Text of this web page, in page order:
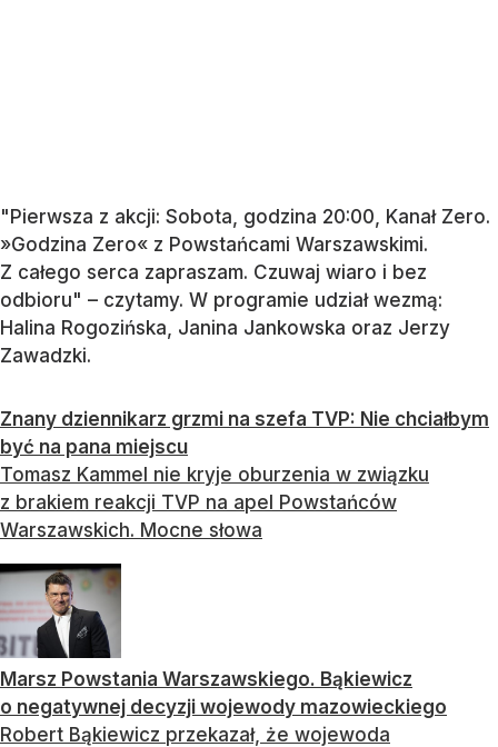
"Pierwsza z akcji: Sobota, godzina 20:00, Kanał Zero.
»Godzina Zero« z Powstańcami Warszawskimi.
Z całego serca zapraszam. Czuwaj wiaro i bez
odbioru" – czytamy. W programie udział wezmą:
Halina Rogozińska, Janina Jankowska oraz Jerzy
Zawadzki.
Znany dziennikarz grzmi na szefa TVP: Nie chciałbym
być na pana miejscu
Tomasz Kammel nie kryje oburzenia w związku
z brakiem reakcji TVP na apel Powstańców
Warszawskich. Mocne słowa
Marsz Powstania Warszawskiego. Bąkiewicz
o negatywnej decyzji wojewody mazowieckiego
Robert Bąkiewicz przekazał, że wojewoda